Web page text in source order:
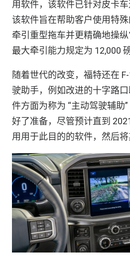
用软件，该软件已针对皮卡车
该软件旨在帮助客户使用特
牵引重型拖车并更精确地操
最大牵引能力规定为 12,000
随着世代的改变，福特还在
驶助手，例如改进的十字路
件方面为称为 “主动驾驶辅助
好了准备，尽管预计直到
用用于此目的的软件，然后将